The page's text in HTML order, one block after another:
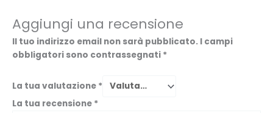
Aggiungi una recensione
Il tuo indirizzo email non sarà pubblicato. I campi
obbligatori sono contrassegnati *
La tua valutazione *
La tua recensione *